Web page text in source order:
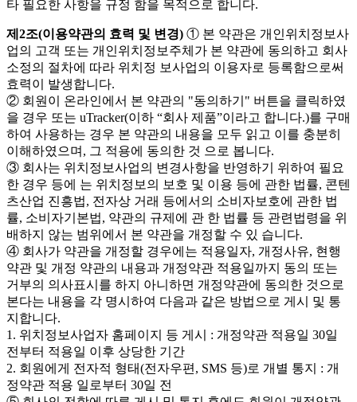
타 필요한 사항을 규정 함을 목적으로 합니다.
제2조(이용약관의 효력 및 변경) ① 본 약관은 개인위치정보사
업의 고객 또는 개인위치정보주체가 본 약관에 동의하고 회사
소정의 절차에 따라 위치정 보사업의 이용자로 등록함으로써
효력이 발생합니다.
② 회원이 온라인에서 본 약관의 "동의하기" 버튼을 클릭하였
을 경우 또는 uTracker(이하 “회사 제품”이라고 합니다.)를 구매
하여 사용하는 경우 본 약관의 내용을 모두 읽고 이를 충분히
이해하였으며, 그 적용에 동의한 것 으로 봅니다.
③ 회사는 위치정보사업의 변경사항을 반영하기 위하여 필요
한 경우 등에 는 위치정보의 보호 및 이용 등에 관한 법률, 콘텐
츠산업 진흥법, 전자상 거래 등에서의 소비자보호에 관한 법
률, 소비자기본법, 약관의 규제에 관 한 법률 등 관련법령을 위
배하지 않는 범위에서 본 약관을 개정할 수 있 습니다.
④ 회사가 약관을 개정할 경우에는 적용일자, 개정사유, 현행
약관 및 개정 약관의 내용과 개정약관 적용일까지 동의 또는
거부의 의사표시를 하지 아니하면 개정약관에 동의한 것으로
본다는 내용을 각 명시하여 다음과 같은 방법으로 게시 및 통
지합니다.
1. 위치정보사업자 홈페이지 등 게시 : 개정약관 적용일 30일
전부터 적용일 이후 상당한 기간
2. 회원에게 전자적 형태(전자우편, SMS 등)로 개별 통지 : 개
정약관 적용 일로부터 30일 전